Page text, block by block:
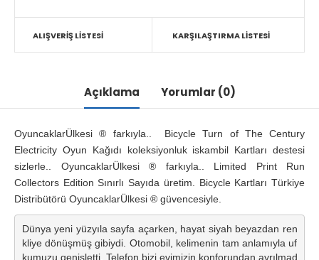
ALIŞVERIŞ LISTESI KARŞILAŞTIRMA LISTESI
Açıklama Yorumlar (0)
OyuncaklarÜlkesi ® farkıyla.. Bicycle Turn of The Century
Electricity Oyun Kağıdı koleksiyonluk iskambil Kartları destesi
sizlerle.. OyuncaklarÜlkesi ® farkıyla.. Limited Print Run
Collectors Edition Sınırlı Sayıda üretim. Bicycle Kartları Türkiye
Distribütörü OyuncaklarÜlkesi ® güvencesiyle.
Dünya yeni yüzyıla sayfa açarken, hayat siyah beyazdan ren
kliye dönüşmüş gibiydi. Otomobil, kelimenin tam anlamıyla uf
kumuzu genişletti. Telefon bizi evimizin konforundan ayrılmad